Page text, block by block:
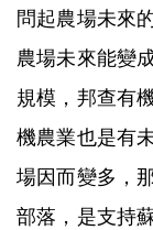
問起農場未來
農場未來能變
規模，邦查有
機農業也是有
場因而變多，
部落，是支持